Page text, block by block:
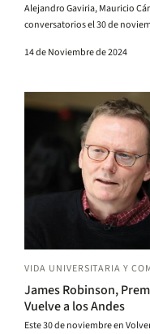
Alejandro Gaviria, Mauricio
conversatorios el 30 de
14 de Noviembre de 2024
VIDA UNIVERSITARIA Y
James Robinson,
Vuelve a los Andes
Este 30 de noviembre en